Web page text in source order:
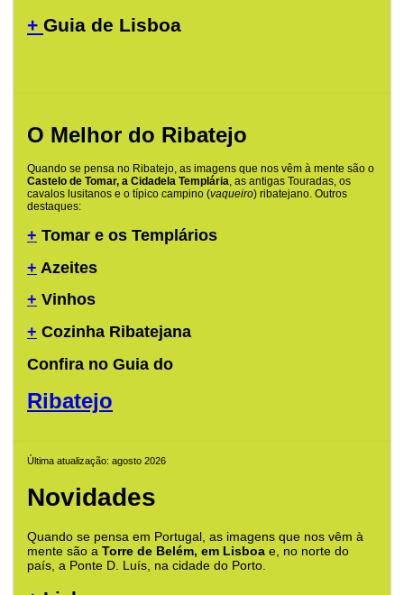
+ Guia de Lisboa
O Melhor do Ribatejo
Quando se pensa no Ribatejo, as imagens que nos vêm à mente são o
Castelo de Tomar, a Cidadela Templária , as antigas Touradas, os
cavalos lusitanos e o típico campino (vaqueiro) ribatejano. Outros
destaques:
+ Tomar e os Templários
+ Azeites
+ Vinhos
+ Cozinha Ribatejana
Confira no Guia do
Ribatejo
Última atualização: agosto 2026
Novidades
Quando se pensa em Portugal, as imagens que nos vêm à
mente são a Torre de Belém, em Lisboa e, no norte do
país, a Ponte D. Luís, na cidade do Porto.